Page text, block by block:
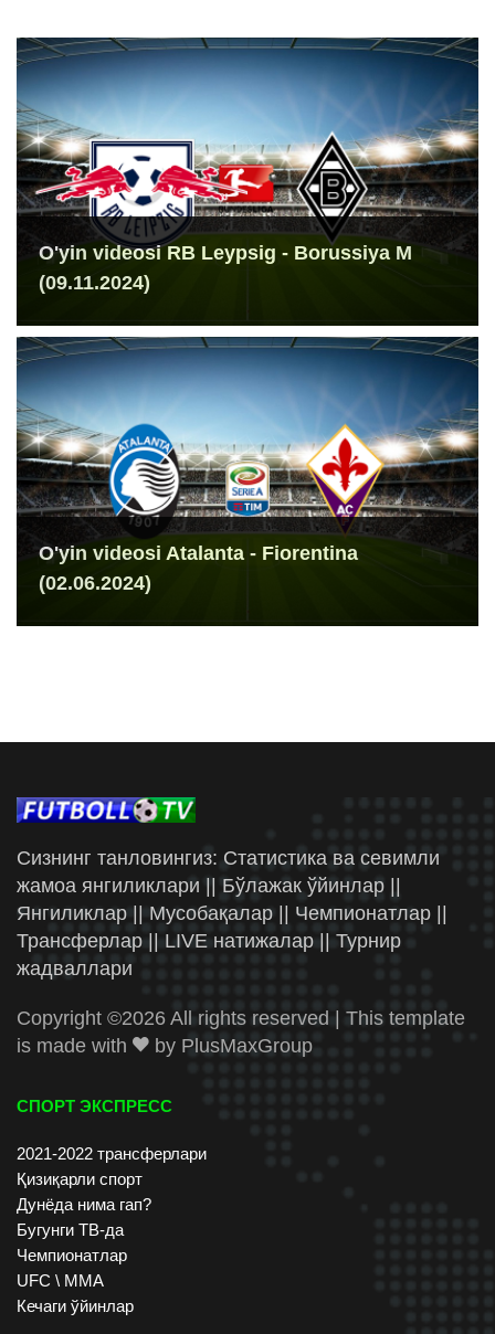
O'yin videosi RB Leypsig - Borussiya M
(09.11.2024)
O'yin videosi Atalanta - Fiorentina
(02.06.2024)
Сизнинг танловингиз: Статистика ва севимли
жамоа янгиликлари || Бўлажак ўйинлар ||
Янгиликлар || Мусобақалар || Чемпионатлар ||
Трансферлар || LIVE натижалар || Турнир
жадваллари
Copyright ©2026 All rights reserved | This template
is made with
by PlusMaxGroup
СПОРТ ЭКСПРЕСС
2021-2022 трансферлари
Қизиқарли спорт
Дунёда нима гап?
Бугунги ТВ-да
Чемпионатлар
UFC \ ММА
Кечаги ўйинлар